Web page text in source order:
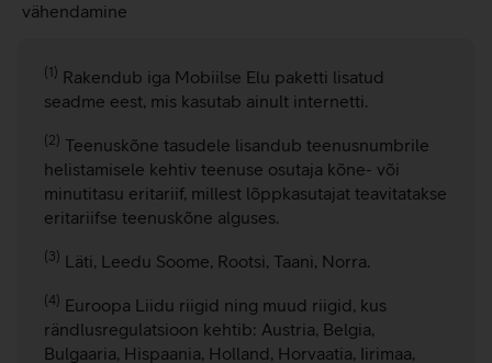
vähendamine
(1) Rakendub iga Mobiilse Elu paketti lisatud
seadme eest, mis kasutab ainult internetti.
(2) Teenuskõne tasudele lisandub teenusnumbrile
helistamisele kehtiv teenuse osutaja kõne- või
minutitasu eritariif, millest lõppkasutajat teavitatakse
eritariifse teenuskõne alguses.
(3) Läti, Leedu Soome, Rootsi, Taani, Norra.
(4) Euroopa Liidu riigid ning muud riigid, kus
rändlusregulatsioon kehtib: Austria, Belgia,
Bulgaaria, Hispaania, Holland, Horvaatia, Iirimaa,